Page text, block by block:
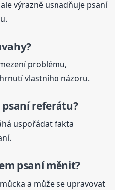
výrazně usnadňuje psaní
problému,
vlastního názoru.
referátu?
uspořádat fakta
psaní měnit?
a může se upravovat